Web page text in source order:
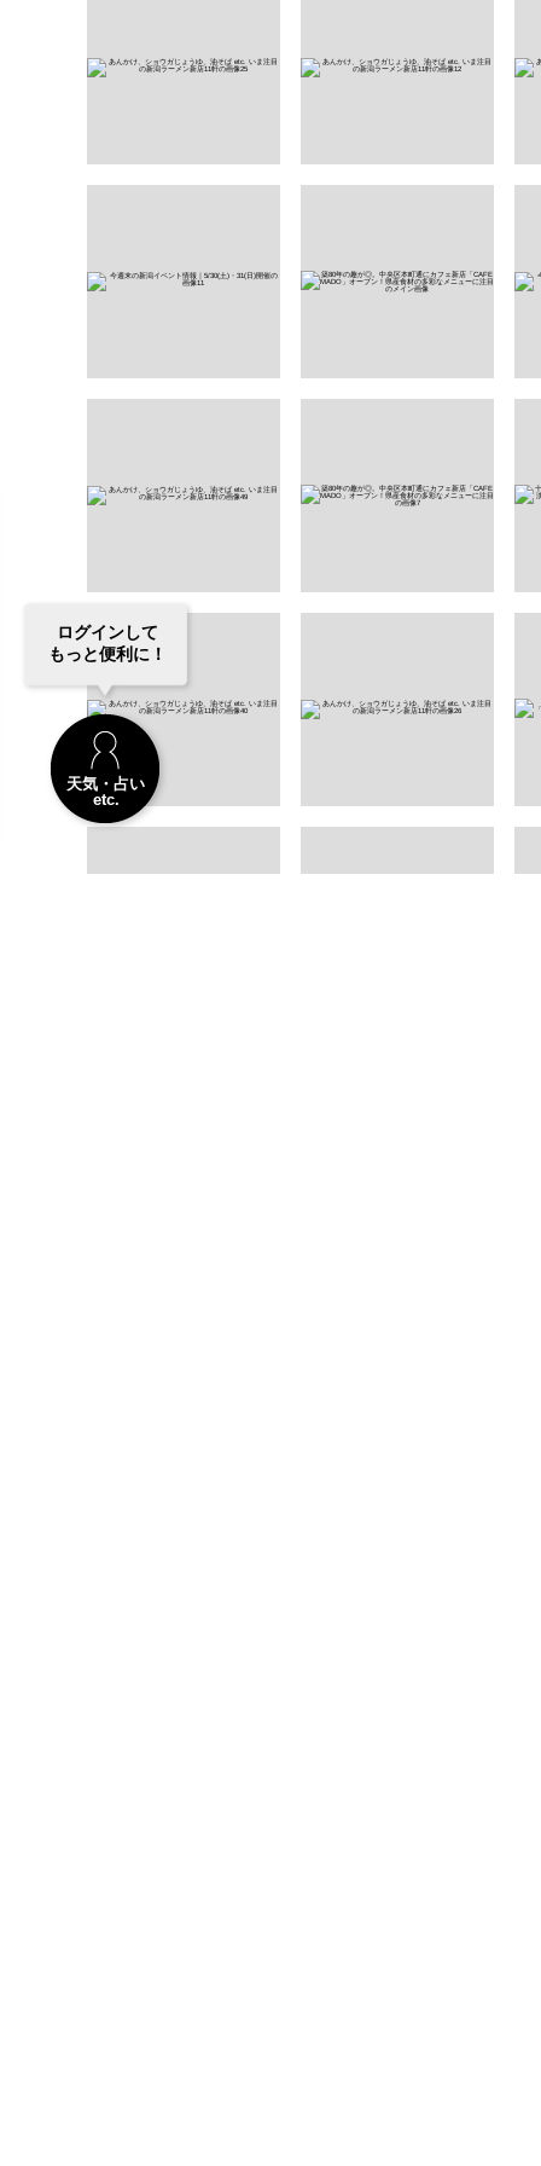
ログインして
もっと便利に！
天気・占い
etc.